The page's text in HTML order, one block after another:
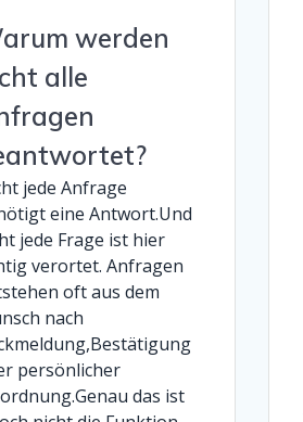
werden
alle
jede Anfrage
eine Antwort.Und
jede Frage ist hier
verortet. Anfragen
oft aus dem
nach
persönlicher
das ist